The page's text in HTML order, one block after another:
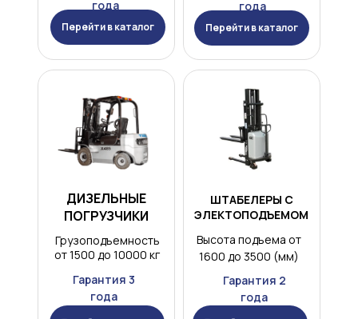
Перейти в каталог
года
Перейти в каталог
года
ДИЗЕЛЬНЫЕ
ПОГРУЗЧИКИ
Гарантия 3
года
Грузоподъемность
от 1500 до 10000 кг
ШТАБЕЛЕРЫ С
ЭЛЕКТОПОДЪЕМОМ
Гарантия 2
года
Высота подъема от
1600 до 3500 (мм)